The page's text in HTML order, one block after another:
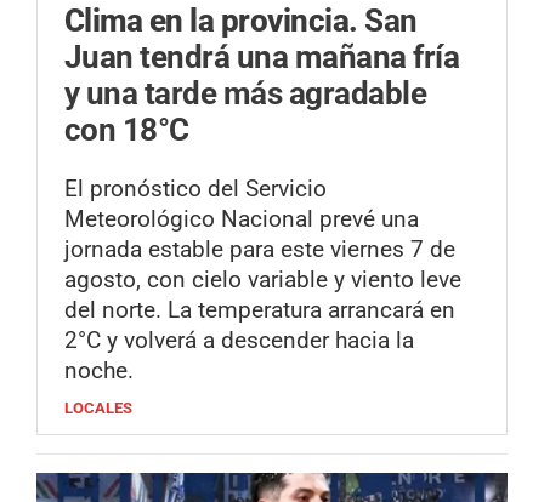
Clima en la provincia. San
Juan tendrá una mañana fría
y una tarde más agradable
con 18°C
El pronóstico del Servicio
Meteorológico Nacional prevé una
jornada estable para este viernes 7 de
agosto, con cielo variable y viento leve
del norte. La temperatura arrancará en
2°C y volverá a descender hacia la
noche.
LOCALES